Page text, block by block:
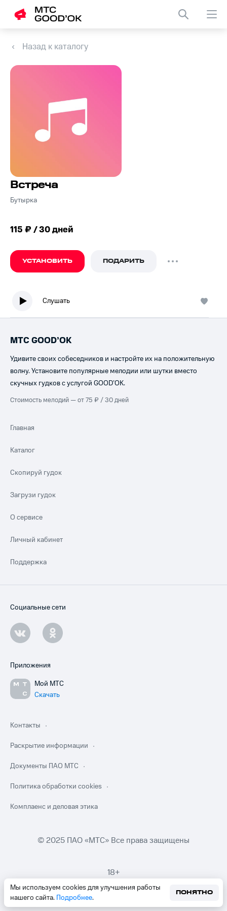
Назад к каталогу
Встреча
Бутырка
115 ₽ / 30 дней
УСТАНОВИТЬ ПОДАРИТЬ
Слушать
Мы используем cookies для улучшения работы
нашего сайта. Подробнее.
ПОНЯТНО
МТС GOOD’OK
Удивите своих собеседников и настройте их на положительную
волну. Установите популярные мелодии или шутки вместо
скучных гудков с услугой GOOD’OK.
Стоимость мелодий — от 75 ₽ / 30 дней
Главная
Каталог
Скопируй гудок
Загрузи гудок
О сервисе
Личный кабинет
Поддержка
Социальные сети
Приложения
Мой МТС
Скачать
Контакты
Раскрытие информации
Документы ПАО МТС
Политика обработки cookies
Комплаенс и деловая этика
© 2025 ПАО «МТС» Все права защищены
18+